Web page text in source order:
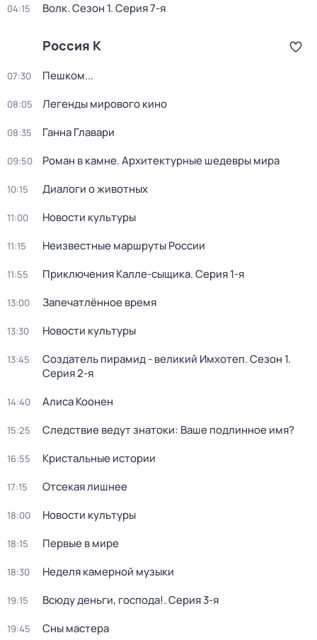
04:15 Волк. Сезон 1. Серия 7-я
Россия К
07:30 Пешком...
08:05 Легенды мирового кино
08:35 Ганна Главари
09:50 Роман в камне. Архитектурные шедевры мира
10:15 Диалоги о животных
11:00 Новости культуры
11:15 Неизвестные маршруты России
11:55 Приключения Калле-сыщика. Серия 1-я
13:00 Запечатлённое время
13:30 Новости культуры
13:45 Создатель пирамид - великий Имхотеп. Сезон 1.
Серия 2-я
14:40 Алиса Коонен
15:25 Следствие ведут знатоки: Ваше подлинное имя?
16:55 Кристальные истории
17:15 Отсекая лишнее
18:00 Новости культуры
18:15 Первые в мире
18:30 Неделя камерной музыки
19:15 Всюду деньги, господа!. Серия 3-я
19:45 Сны мастера